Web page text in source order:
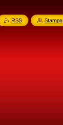
RSS Stampa